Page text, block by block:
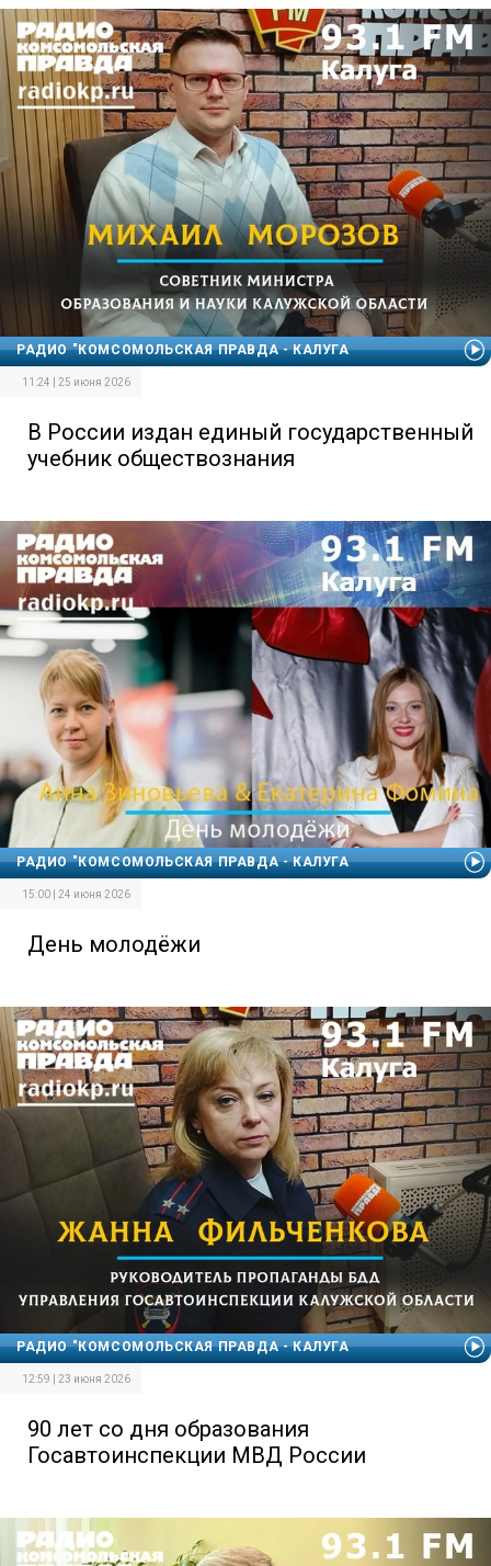
РАДИО "КОМСОМОЛЬСКАЯ ПРАВДА - КАЛУГА
11:24 | 25 июня 2026
В России издан единый государственный
учебник обществознания
РАДИО "КОМСОМОЛЬСКАЯ ПРАВДА - КАЛУГА
15:00 | 24 июня 2026
День молодёжи
РАДИО "КОМСОМОЛЬСКАЯ ПРАВДА - КАЛУГА
12:59 | 23 июня 2026
90 лет со дня образования
Госавтоинспекции МВД России